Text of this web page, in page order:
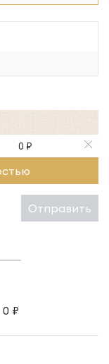
0 ₽
Отправить
0 ₽